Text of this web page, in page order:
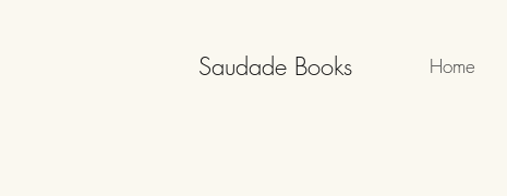
Saudade Books Home